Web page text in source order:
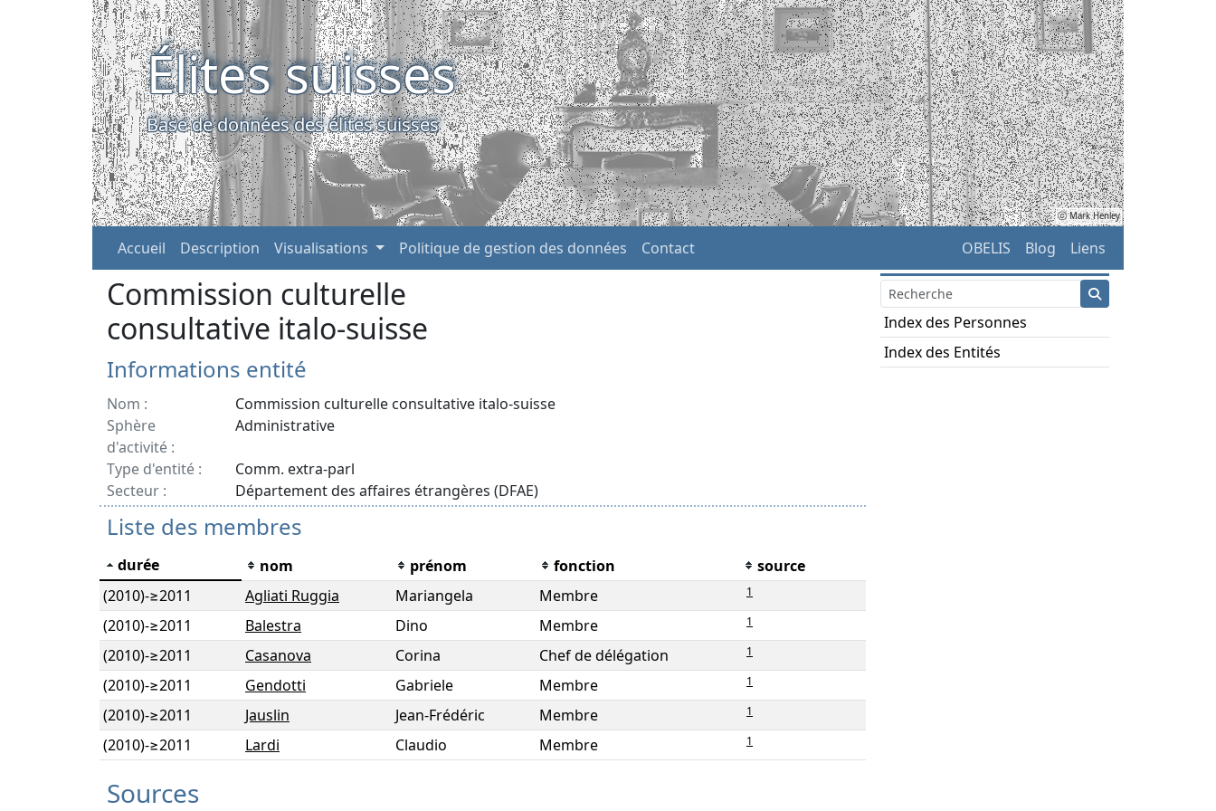
Élites suisses
Base de données des élites suisses
ⓒ Mark Henley
Accueil Description Visualisations Politique de gestion des données Contact OBELIS Blog Liens
Commission culturelle
consultative italo-suisse
Informations entité
Nom :
Commission culturelle consultative italo-suisse
Sphère
d'activité :
Administrative
Type d'entité :
Comm. extra-parl
Secteur :
Département des affaires étrangères (DFAE)
Liste des membres
durée nom prénom fonction
source
(2010)-≥2011 Agliati Ruggia Mariangela Membre 1
(2010)-≥2011 Balestra Dino Membre 1
(2010)-≥2011 Casanova Corina Chef de délégation 1
(2010)-≥2011 Gendotti Gabriele Membre 1
(2010)-≥2011 Jauslin Jean-Frédéric Membre 1
(2010)-≥2011 Lardi Claudio Membre 1
Sources
Index des Personnes
Index des Entités